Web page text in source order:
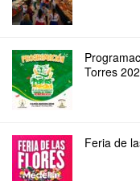
Torres
Feria de